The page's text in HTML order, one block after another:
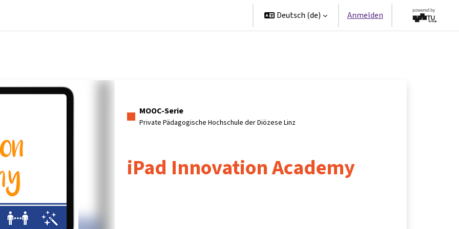
Deutsch ‎(de)‎ Anmelden
MOOC-Serie
Private Pädagogische Hochschule der Diözese Linz
iPad Innovation Academy